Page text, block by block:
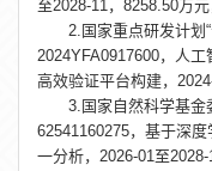
至2028-11，8258.50万
2.国家重点研发计划
2024YFA0917600，人
高效验证平台构建，
3.国家自然科学基金
62541160275，基于深
一分析，2026-01至